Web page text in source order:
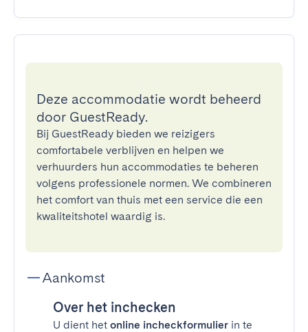
Deze accommodatie wordt beheerd
door GuestReady.
Bij GuestReady bieden we reizigers
comfortabele verblijven en helpen we
verhuurders hun accommodaties te beheren
volgens professionele normen. We combineren
het comfort van thuis met een service die een
kwaliteitshotel waardig is.
Aankomst
Over het inchecken
U dient het online incheckformulier in te